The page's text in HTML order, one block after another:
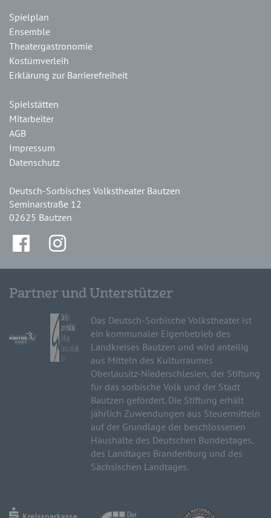
Spielplan
Ensemble
Theatergastronomie
Kostümverleih
Erklärung zur Barrierefreiheit
Spielstätten
Mitarbeiter
AGB
Impressum
Datenschutz
Deutsch-Sorbisches Volkstheater Bautzen
Seminarstraße 12
02625 Bautzen
Partner und Unterstützer
Das Deutsch-Sorbische Volkstheater ist
ein kommunaler Eigenbetrieb des
Landkreises Bautzen und wird anteilig
aus Mitteln des Kulturraumes
Oberlausitz-Niederschlesien, der Stiftung
für das sorbische Volk und der Stadt
Bautzen gefördert. Die Stiftung erhält
jährlich Zuwendungen aus Steuermitteln
auf der Grundlage der beschlossenen
Haushalte des Deutschen Bundestages,
des Landtages Brandenburg und des
Sächsischen Landtages.